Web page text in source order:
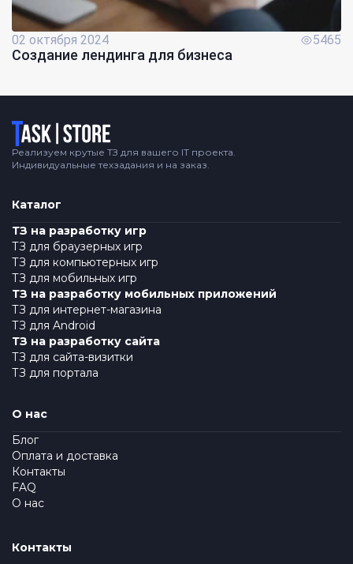
02 октября 2024 5465
Создание лендинга для бизнеса
Логотип
Реализуем крутые ТЗ для вашего IT проекта.
Индивидуальные техзадания и на заказ.
Каталог
ТЗ на разработку игр
ТЗ для браузерных игр
ТЗ для компьютерных игр
ТЗ для мобильных игр
ТЗ на разработку мобильных приложений
ТЗ для интернет-магазина
ТЗ для Android
ТЗ на разработку сайта
ТЗ для сайта-визитки
ТЗ для портала
О нас
Блог
Оплата и доставка
Контакты
FAQ
О нас
Контакты